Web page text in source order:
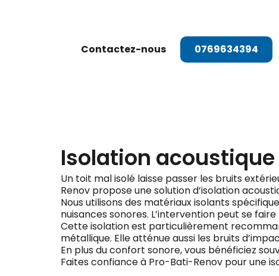
Contactez-nous 0769634394
Isolation
Un toit mal isolé laisse passer les bruits
Renov propose une solution d’isolation
Nous utilisons des matériaux isolants
nuisances sonores. L’intervention peut se
Cette isolation est particulièrement
métallique. Elle atténue aussi les bruits
En plus du confort sonore, vous bénéficiez
Faites confiance à Pro-Bati-Renov pour une